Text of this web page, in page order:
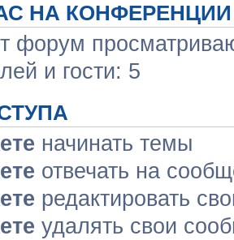
НА КОНФЕРЕНЦИИ
форум
и гости: 5
начинать темы
отвечать на
редактировать
удалять свои